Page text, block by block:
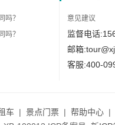
吗？
吗？
意见建议
监督电话
邮箱
客服:400-
车 | 景点门票 | 帮助中心 |